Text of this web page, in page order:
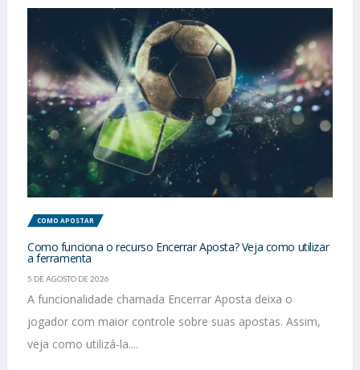
COMO APOSTAR
Como funciona o recurso Encerrar Aposta? Veja como utilizar
a ferramenta
5 DE AGOSTO DE 2026
A funcionalidade chamada Encerrar Aposta deixa o
jogador com maior controle sobre suas apostas. Assim,
veja como utilizá-la....